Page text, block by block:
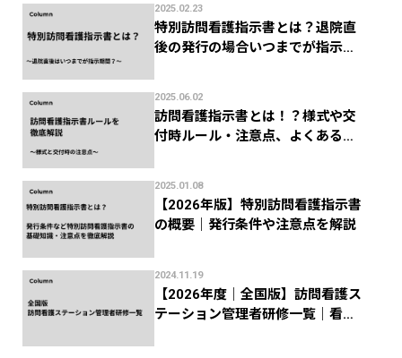
2025.02.23
特別訪問看護指示書とは？退院直
後の発行の場合いつまでが指示期
2025.06.02
訪問看護指示書とは！？様式や交
付時ルール・注意点、よくある返
2025.01.08
【2026年版】特別訪問看護指示書
の概要｜発行条件や注意点を解説
2024.11.19
【2026年度｜全国版】訪問看護ス
テーション管理者研修一覧｜看護